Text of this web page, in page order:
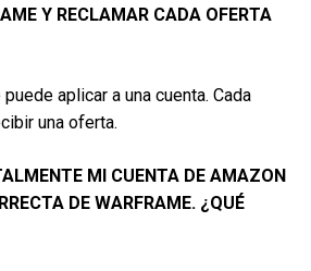
Y RECLAMAR CADA OFERTA
aplicar a una cuenta. Cada
una oferta.
MI CUENTA DE AMAZON
DE WARFRAME. ¿QUÉ